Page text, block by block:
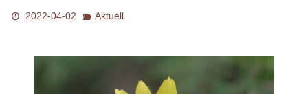
2022-04-02 Aktuell